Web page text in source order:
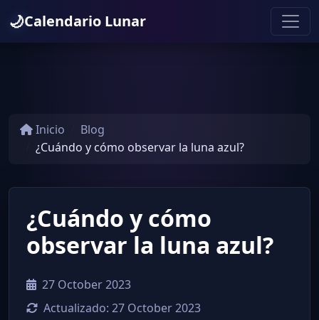
🌙Calendario Lunar
Inicio
Blog
¿Cuándo y cómo observar la luna azul?
¿Cuándo y cómo
observar la luna azul?
27 October 2023
Actualizado: 27 October 2023